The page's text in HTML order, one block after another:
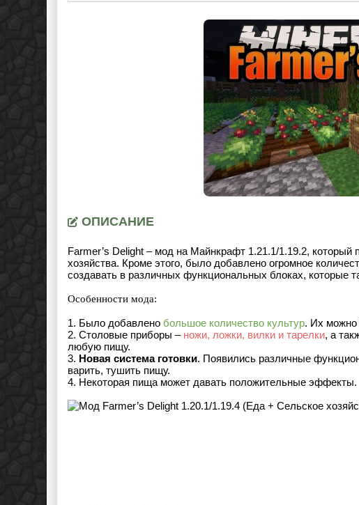
ОПИСАНИЕ
Farmer’s Delight – мод на Майнкрафт 1.21.1/1.19.2, который
хозяйства. Кроме этого, было добавлено огромное
создавать в различных функциональных блоках, которые
Особенности мода:
1. Было добавлено большое количество культур. Их можно
2. Столовые приборы – ножи, ложки, вилки и тарелки, а
любую пищу.
3. Новая система готовки. Появились различные
варить, тушить пищу.
4. Некоторая пища может давать положительные эффекты.